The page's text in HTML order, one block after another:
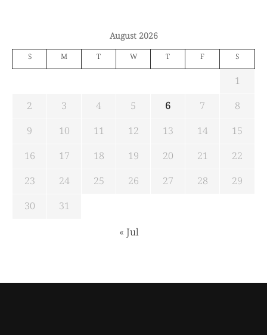
August 2026
S M T W T F S
1
2
3 4 5 6 7
8
9
10 11 12 13 14
15
16
17 18 19 20 21
22
23
24 25 26 27 28
29
30
31
« Jul